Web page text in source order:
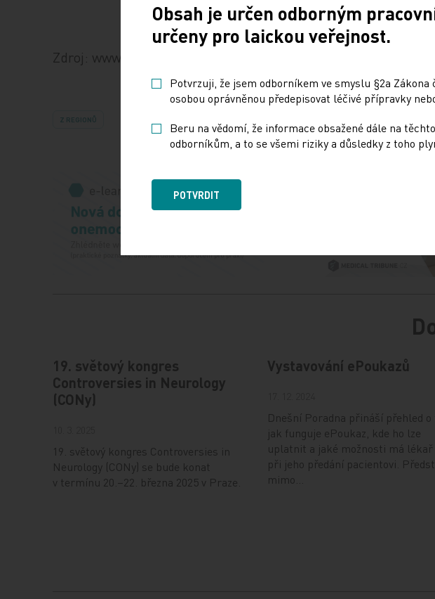
Zdroj: www.tribune.cz
Z REGIONŮ
19. světový kongres
Controversies in Neurology
(CONy)
19. světový kongres Controversies in
Neurology (CONy) se bude konat
v termínu 20.–22. března 2025 v Praze.
Vystavování ePoukazů
Dnešní Poradna přináší přehled o
jak funguje ePoukaz, kde ho lze
uplatnit a jaké možnosti má lékař
při jeho předání pacientovi.
mimo…
Obsah je určen odborným
určeny pro laickou veřejnost.
Potvrzuji, že jsem odborníkem ve smyslu §2a
osobou oprávněnou předepisovat léčivé přípravky
Beru na vědomí, že informace obsažené dále na
odborníkům, a to se všemi riziky a důsledky z toho
POTVRDIT